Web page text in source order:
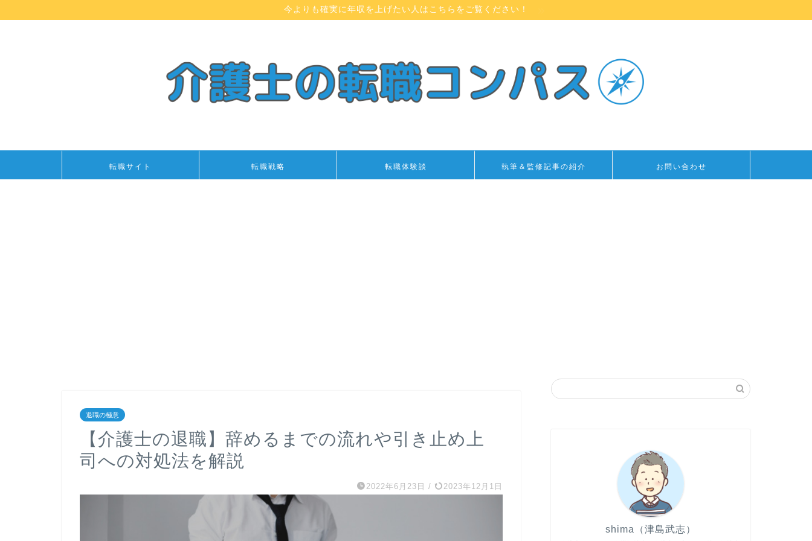
今よりも確実に年収を上げたい人はこちらをご覧ください！
転職サイト 転職戦略 転職体験談 執筆＆監修記事の紹介 お問い合わせ
退職の極意
【介護士の退職】辞めるまでの流れや引き止め上
司への対処法を解説
2022年6月23日 / 2023年12月1日
shima（津島武志）